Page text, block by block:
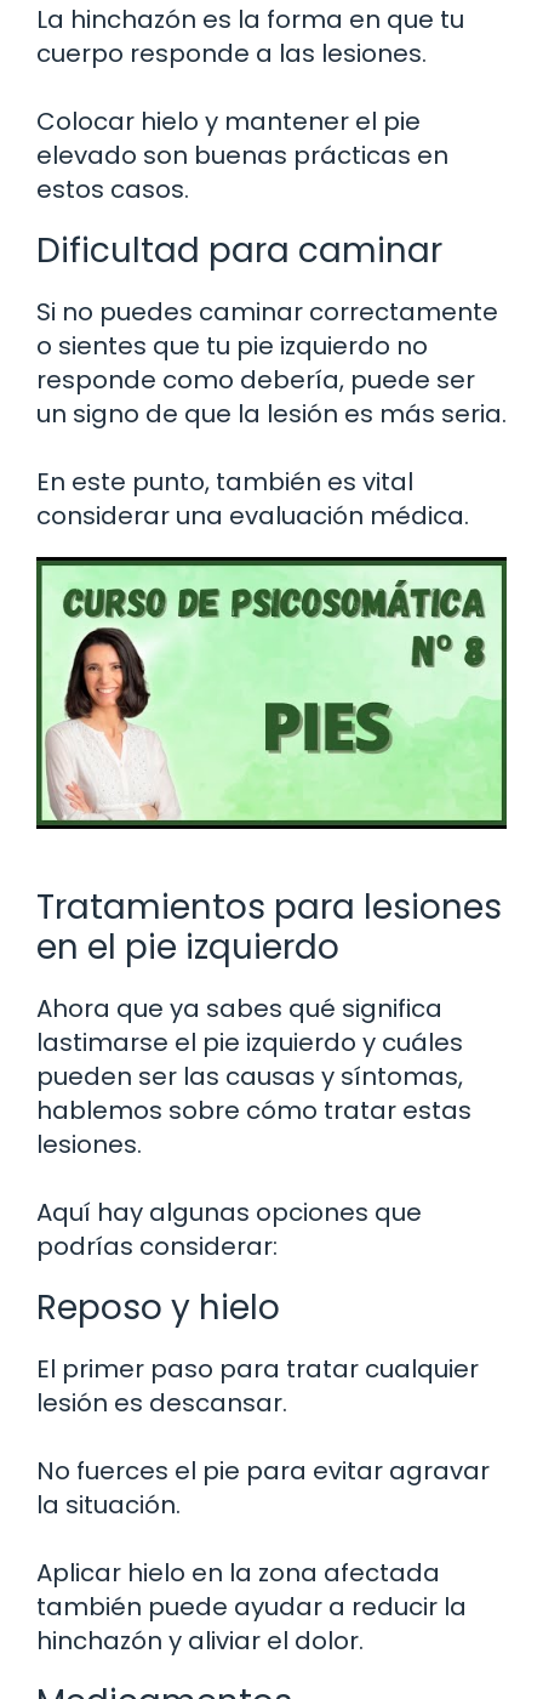
La hinchazón es la forma en que tu
cuerpo responde a las lesiones.
Colocar hielo y mantener el pie
elevado son buenas prácticas en
estos casos.
Dificultad para caminar
Si no puedes caminar correctamente
o sientes que tu pie izquierdo no
responde como debería, puede ser
un signo de que la lesión es más seria.
En este punto, también es vital
considerar una evaluación médica.
Tratamientos para lesiones
en el pie izquierdo
Ahora que ya sabes qué significa
lastimarse el pie izquierdo y cuáles
pueden ser las causas y síntomas,
hablemos sobre cómo tratar estas
lesiones.
Aquí hay algunas opciones que
podrías considerar:
Reposo y hielo
El primer paso para tratar cualquier
lesión es descansar.
No fuerces el pie para evitar agravar
la situación.
Aplicar hielo en la zona afectada
también puede ayudar a reducir la
hinchazón y aliviar el dolor.